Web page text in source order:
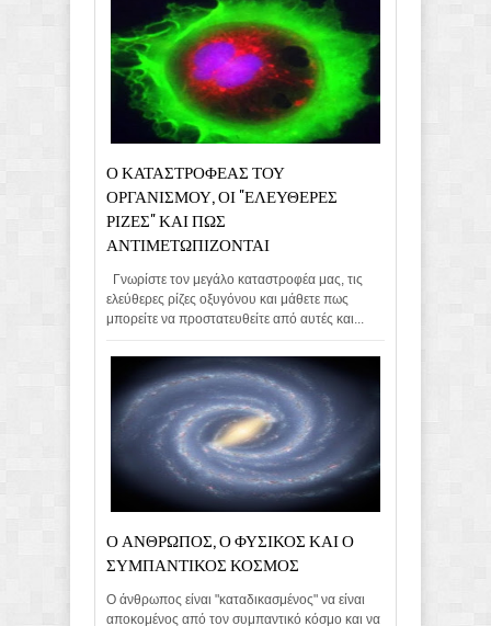
Ο ΚΑΤΑΣΤΡΟΦΕΑΣ ΤΟΥ
ΟΡΓΑΝΙΣΜΟΥ, ΟΙ "ΕΛΕΥΘΕΡΕΣ
ΡΙΖΕΣ" ΚΑΙ ΠΩΣ
ΑΝΤΙΜΕΤΩΠΙΖΟΝΤΑΙ
Γνωρίστε τον μεγάλο καταστροφέα μας, τις
ελεύθερες ρίζες οξυγόνου και μάθετε πως
μπορείτε να προστατευθείτε από αυτές και...
Ο ΑΝΘΡΩΠΟΣ, Ο ΦΥΣΙΚΟΣ ΚΑΙ Ο
ΣΥΜΠΑΝΤΙΚΟΣ ΚΟΣΜΟΣ
Ο άνθρωπος είναι "καταδικασμένος" να είναι
αποκομένος από τον συμπαντικό κόσμο και να